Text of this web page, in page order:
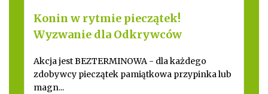
Konin w rytmie pieczątek!
Wyzwanie dla Odkrywców
Akcja jest BEZTERMINOWA - dla każdego
zdobywcy pieczątek pamiątkowa przypinka lub
magn...